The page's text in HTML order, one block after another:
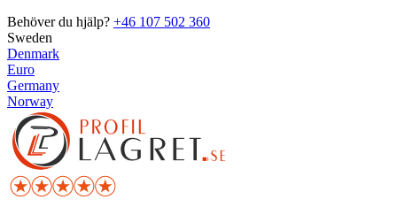
Behöver du hjälp? +46 107 502 360
Sweden
Denmark
Euro
Germany
Norway